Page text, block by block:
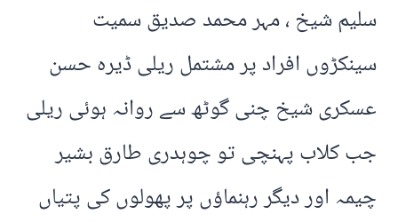
سلیم شیخ ، مہر محمد صدیق سمیت
سینکڑوں افراد پر مشتمل ریلی ڈیرہ حسن
عسکری شیخ چنی گوٹھ سے روانہ ہوئی ریلی
جب کلاب پہنچی تو چوہدری طارق بشیر
چیمہ اور دیگر رہنماؤں پر پھولوں کی پتیاں